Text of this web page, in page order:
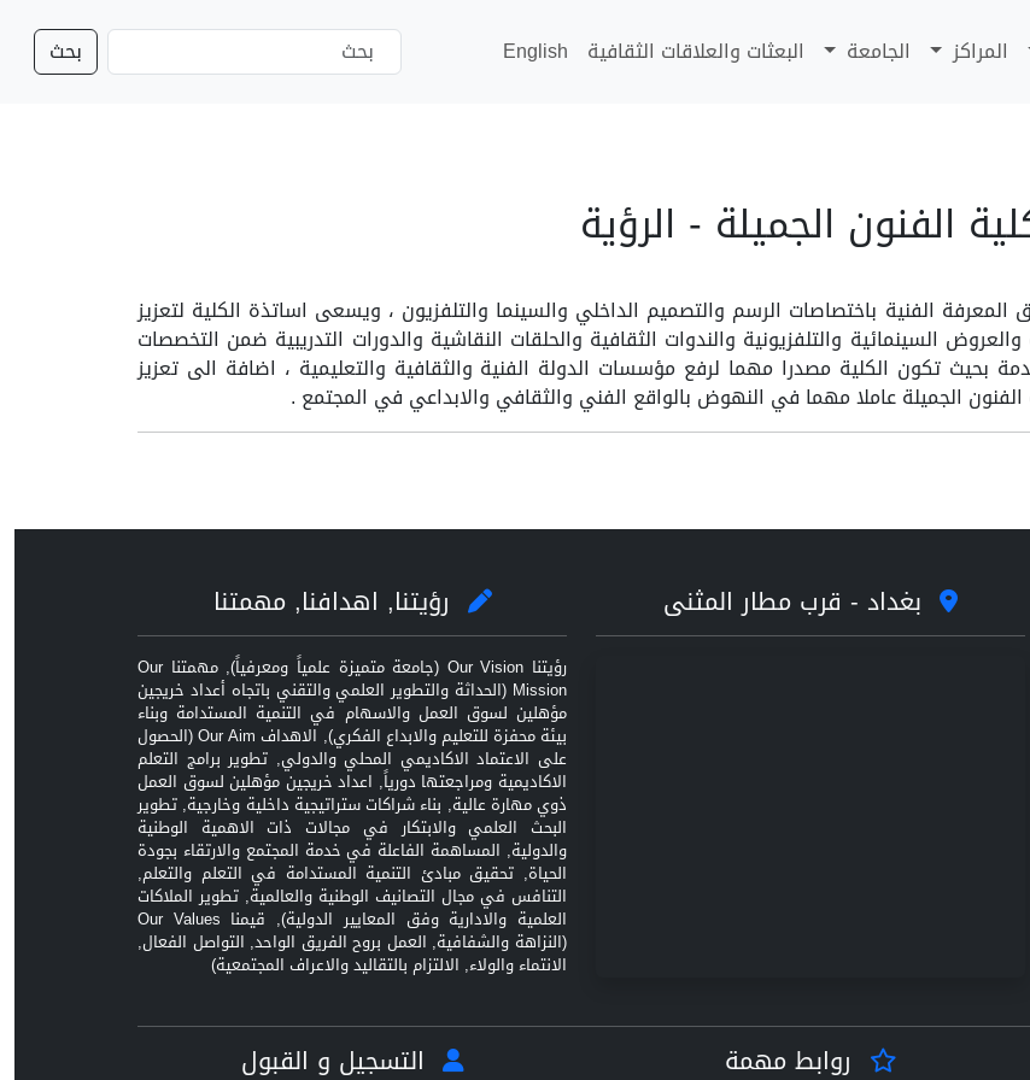
المراكز الجامعة البعثات والعلاقات الثقافية English بحث
الفنون الجميلة - الرؤية
الفنية باختصاصات الرسم والتصميم الداخلي والسينما والتلفزيون ، ويسعى اساتذة الكلية لتعزيز
السينمائية والتلفزيونية والندوات الثقافية والحلقات النقاشية والدورات التدريبية ضمن التخصصات
بحيث تكون الكلية مصدرا مهما لرفع مؤسسات الدولة الفنية والثقافية والتعليمية ، اضافة الى تعزيز
الجميلة عاملا مهما في النهوض بالواقع الفني والثقافي والابداعي في المجتمع .
بغداد - قرب مطار المثنى رؤيتنا, اهدافنا, مهمتنا
رؤيتنا Our Vision (جامعة متميزة علمياً ومعرفياً), مهمتنا Our
Mission (الحداثة والتطوير العلمي والتقني باتجاه أعداد خريجين
مؤهلين لسوق العمل والاسهام في التنمية المستدامة وبناء
بيئة محفزة للتعليم والابداع الفكري), الاهداف Our Aim (الحصول
على الاعتماد الاكاديمي المحلي والدولي, تطوير برامج التعلم
الاكاديمية ومراجعتها دورياً, اعداد خريجين مؤهلين لسوق العمل
ذوي مهارة عالية, بناء شراكات ستراتيجية داخلية وخارجية, تطوير
البحث العلمي والابتكار في مجالات ذات الاهمية الوطنية
والدولية, المساهمة الفاعلة في خدمة المجتمع والارتقاء بجودة
الحياة, تحقيق مبادئ التنمية المستدامة في التعلم والتعلم,
التنافس في مجال التصانيف الوطنية والعالمية, تطوير الملاكات
العلمية والادارية وفق المعايير الدولية), قيمنا Our Values
(النزاهة والشفافية, العمل بروح الفريق الواحد, التواصل الفعال,
الانتماء والولاء, الالتزام بالتقاليد والاعراف المجتمعية)
روابط مهمة التسجيل و القبول